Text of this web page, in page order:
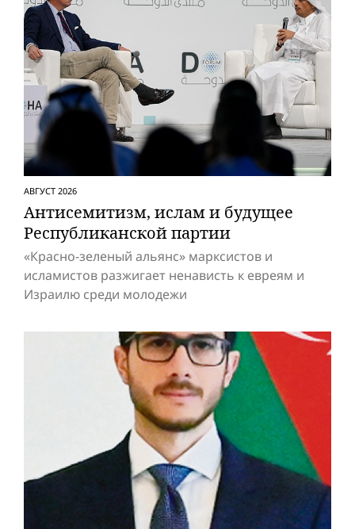
АВГУСТ 2026
Антисемитизм, ислам и будущее
Респуб­ликанской партии
«Красно-зеленый альянс» марксистов и
исламистов разжигает ненависть к евреям и
Израилю среди молодежи